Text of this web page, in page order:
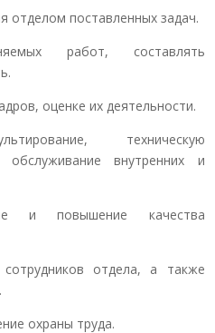
отделом поставленных задач.
работ, составлять
оценке их деятельности.
техническую
внутренних и
и повышение качества
сотрудников отдела, а также
охраны труда.